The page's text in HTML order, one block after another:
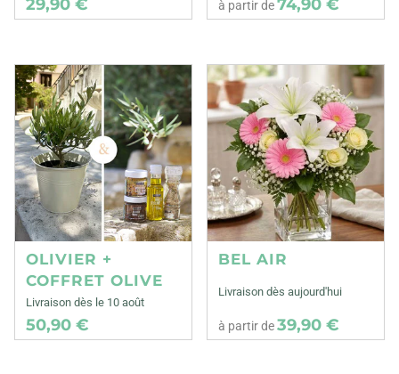
29,90 € à partir de74,90 €
OLIVIER +
COFFRET OLIVE
Livraison dès le 10 août
50,90 €
BEL AIR
Livraison dès aujourd'hui
à partir de39,90 €